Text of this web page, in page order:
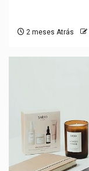
2 meses Atrás